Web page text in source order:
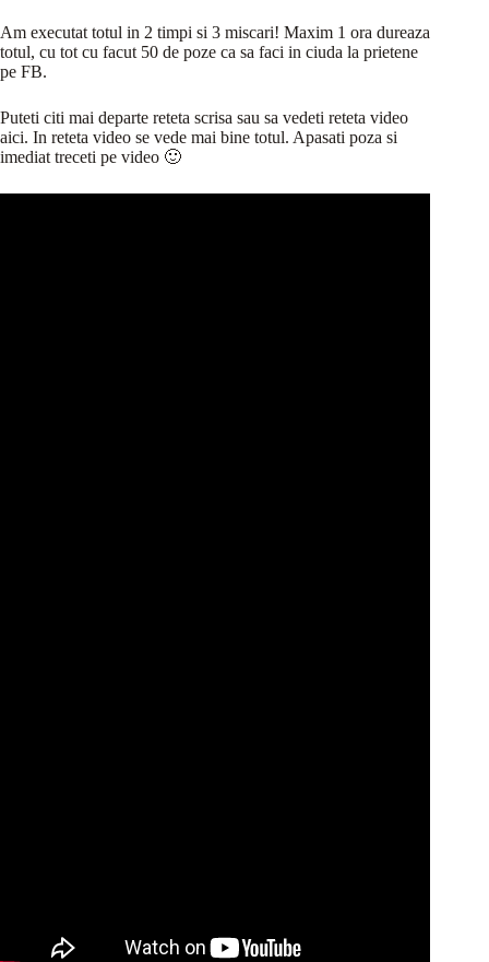
Am executat totul in 2 timpi si 3 miscari! Maxim 1 ora dureaza
totul, cu tot cu facut 50 de poze ca sa faci in ciuda la prietene
pe FB.
Puteti citi mai departe reteta scrisa sau sa vedeti reteta video
aici. In reteta video se vede mai bine totul. Apasati poza si
imediat treceti pe video 🙂